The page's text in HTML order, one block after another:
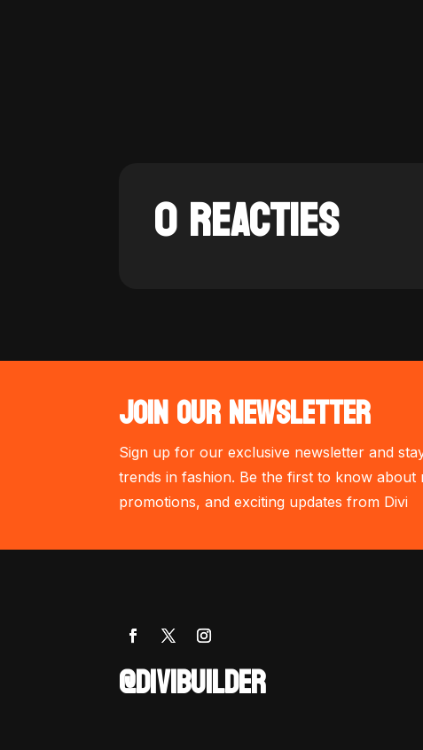
0 REACTIES
JOIN OUR NEWSLETTER
Sign up for our exclusive newsletter and
trends in fashion. Be the first to know about
promotions, and exciting updates from Divi
@DIVIBUILDER